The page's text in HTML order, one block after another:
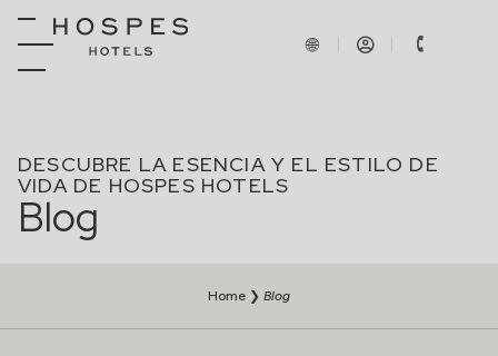
DESCUBRE LA ESENCIA Y EL ESTILO DE
VIDA DE HOSPES HOTELS
Blog
Home ❯ Blog